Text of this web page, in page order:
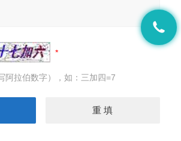
阿拉伯数字），如：三加四=7